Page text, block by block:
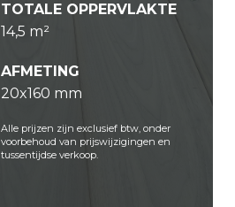
TOTALE OPPERVLAKTE
14,5 m²
AFMETING
20x160 mm
Alle prijzen zijn exclusief btw, onder
voorbehoud van prijswijzigingen en
tussentijdse verkoop.